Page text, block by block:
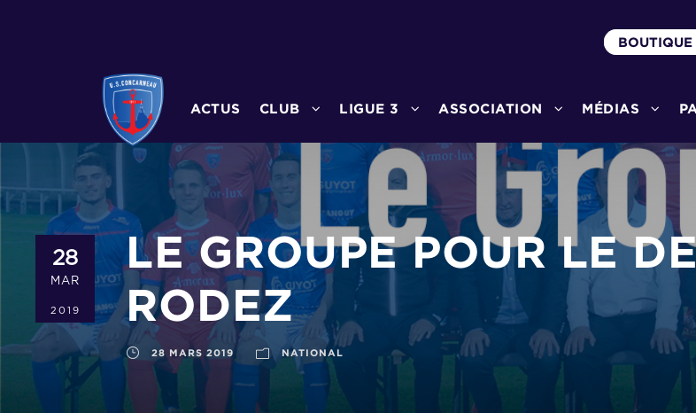
BOUTIQUE
ACTUS CLUB LIGUE 3 ASSOCIATION MÉDIAS
28
MAR
2019
LE GROUPE POUR LE
RODEZ
28 MARS 2019 NATIONAL